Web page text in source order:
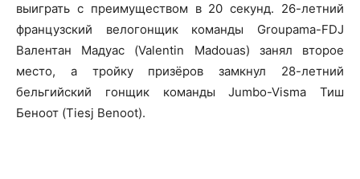
выиграть с преимуществом в 20 секунд. 26-летний
французский велогонщик команды Groupama-FDJ
Валентан Мадуас (Valentin Madouas) занял второе
место, а тройку призёров замкнул 28-летний
бельгийский гонщик команды Jumbo-Visma Тиш
Беноот (Tiesj Benoot).